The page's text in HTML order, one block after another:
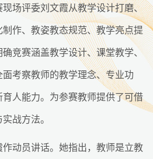
场评委刘文霞从教学设计打磨、
作、教姿教态规范、教学亮点提
竞赛涵盖教学设计、课堂教学、
考察教师的教学理念、专业功
人能力。为参赛教师提供了可借
战方法。
动员讲话。她指出，教师是立教